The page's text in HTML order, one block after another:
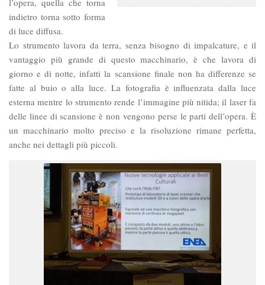
l’opera, quella che torna
indietro torna sotto forma
di luce diffusa.
Lo strumento lavora da terra, senza bisogno di impalcature, e il
vantaggio più grande di questo macchinario, è che lavora di
giorno e di notte, infatti la scansione finale non ha differenze se
fatte al buio o alla luce. La fotografia è influenzata dalla luce
esterna mentre lo strumento rende l’immagine più nitida; il laser fa
delle linee di scansione è non vengono perse le parti dell’opera. È
un macchinario molto preciso e la risoluzione rimane perfetta,
anche nei dettagli più piccoli.